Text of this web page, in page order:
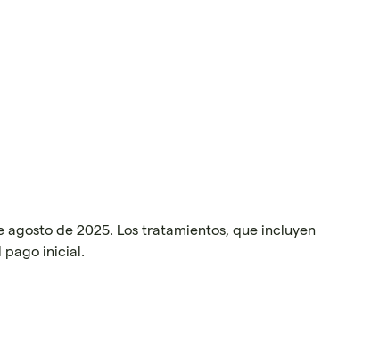
de 2025. Los tratamientos, que incluyen
pago inicial.